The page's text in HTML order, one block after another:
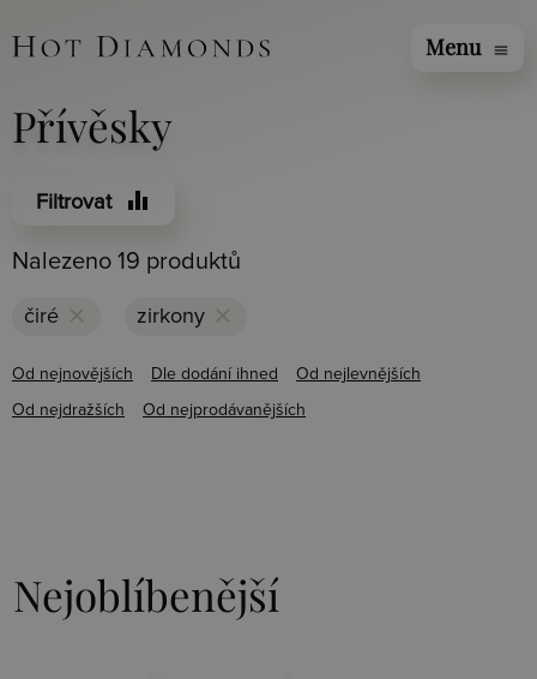
Menu menu
Přívěsky
Filtrovat equalizer
Nalezeno 19 produktů
čiré clear zirkony clear
Od nejnovějších Dle dodání ihned Od nejlevnějších
Od nejdražších Od nejprodávanějších
Nejoblíbenější